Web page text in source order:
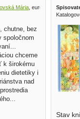
Mária , eurounion 1993
chutne, bez
spoločnom
chceme
k širokému
dietetiky i
nad
Stav